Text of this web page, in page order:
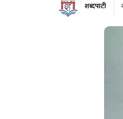
शब्दपाटी